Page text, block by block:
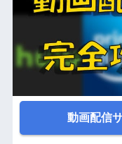
動画配信